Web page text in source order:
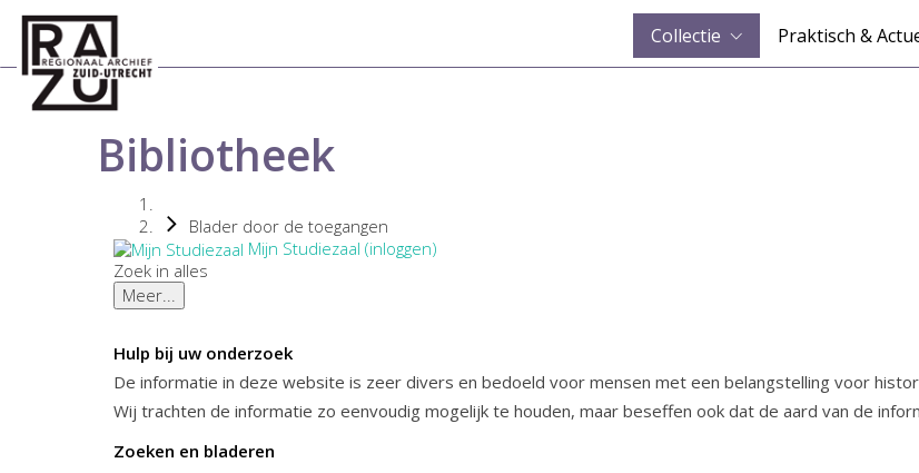
Collectie Praktisch &
Bibliotheek
Blader door de toegangen
Mijn Studiezaal (inloggen)
Zoek in alles
Meer...
Hulp bij uw onderzoek
De informatie in deze website is zeer divers en bedoeld voor mensen met een belangstelling voor
Wij trachten de informatie zo eenvoudig mogelijk te houden, maar beseffen ook dat de aard van de
Zoeken en bladeren